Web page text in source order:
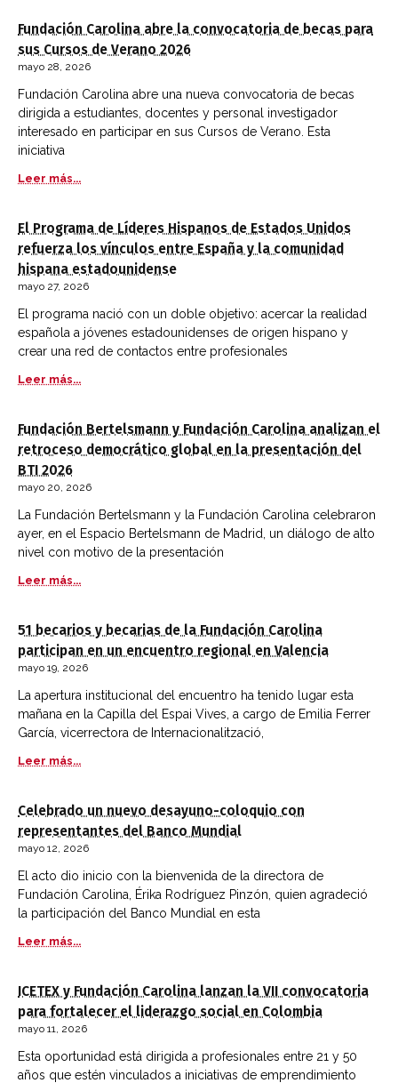
Fundación Carolina abre la convocatoria de becas para
sus Cursos de Verano 2026
mayo 28, 2026
Fundación Carolina abre una nueva convocatoria de becas
dirigida a estudiantes, docentes y personal investigador
interesado en participar en sus Cursos de Verano. Esta
iniciativa
Leer más...
El Programa de Líderes Hispanos de Estados Unidos
refuerza los vínculos entre España y la comunidad
hispana estadounidense
mayo 27, 2026
El programa nació con un doble objetivo: acercar la realidad
española a jóvenes estadounidenses de origen hispano y
crear una red de contactos entre profesionales
Leer más...
Fundación Bertelsmann y Fundación Carolina analizan el
retroceso democrático global en la presentación del
BTI 2026
mayo 20, 2026
La Fundación Bertelsmann y la Fundación Carolina celebraron
ayer, en el Espacio Bertelsmann de Madrid, un diálogo de alto
nivel con motivo de la presentación
Leer más...
51 becarios y becarias de la Fundación Carolina
participan en un encuentro regional en Valencia
mayo 19, 2026
La apertura institucional del encuentro ha tenido lugar esta
mañana en la Capilla del Espai Vives, a cargo de Emilia Ferrer
García, vicerrectora de Internacionalització,
Leer más...
Celebrado un nuevo desayuno-coloquio con
representantes del Banco Mundial
mayo 12, 2026
El acto dio inicio con la bienvenida de la directora de
Fundación Carolina, Érika Rodríguez Pinzón, quien agradeció
la participación del Banco Mundial en esta
Leer más...
ICETEX y Fundación Carolina lanzan la VII convocatoria
para fortalecer el liderazgo social en Colombia
mayo 11, 2026
Esta oportunidad está dirigida a profesionales entre 21 y 50
años que estén vinculados a iniciativas de emprendimiento